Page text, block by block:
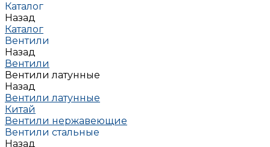
Каталог
Назад
Каталог
Вентили
Назад
Вентили
Вентили латунные
Назад
Вентили латунные
Китай
Вентили нержавеющие
Вентили стальные
Назад